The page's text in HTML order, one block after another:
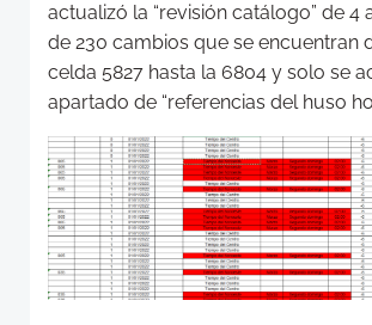
actualizó la “revisión catálogo” de 4
de 230 cambios que se encuentran
celda 5827 hasta la 6804 y solo se
apartado de “referencias del huso